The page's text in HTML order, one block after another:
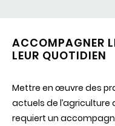
ACCOMPAGNER
LEUR QUOTIDIEN
Mettre en œuvre des
actuels de
requiert un